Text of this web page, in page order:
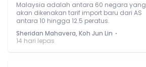
Malaysia adalah antara 60 negara yang
akan dikenakan tarif import baru dari AS
antara 10 hingga 12.5 peratus.
Sheridan Mahavera, Koh Jun Lin ⋅
14 hari lepas